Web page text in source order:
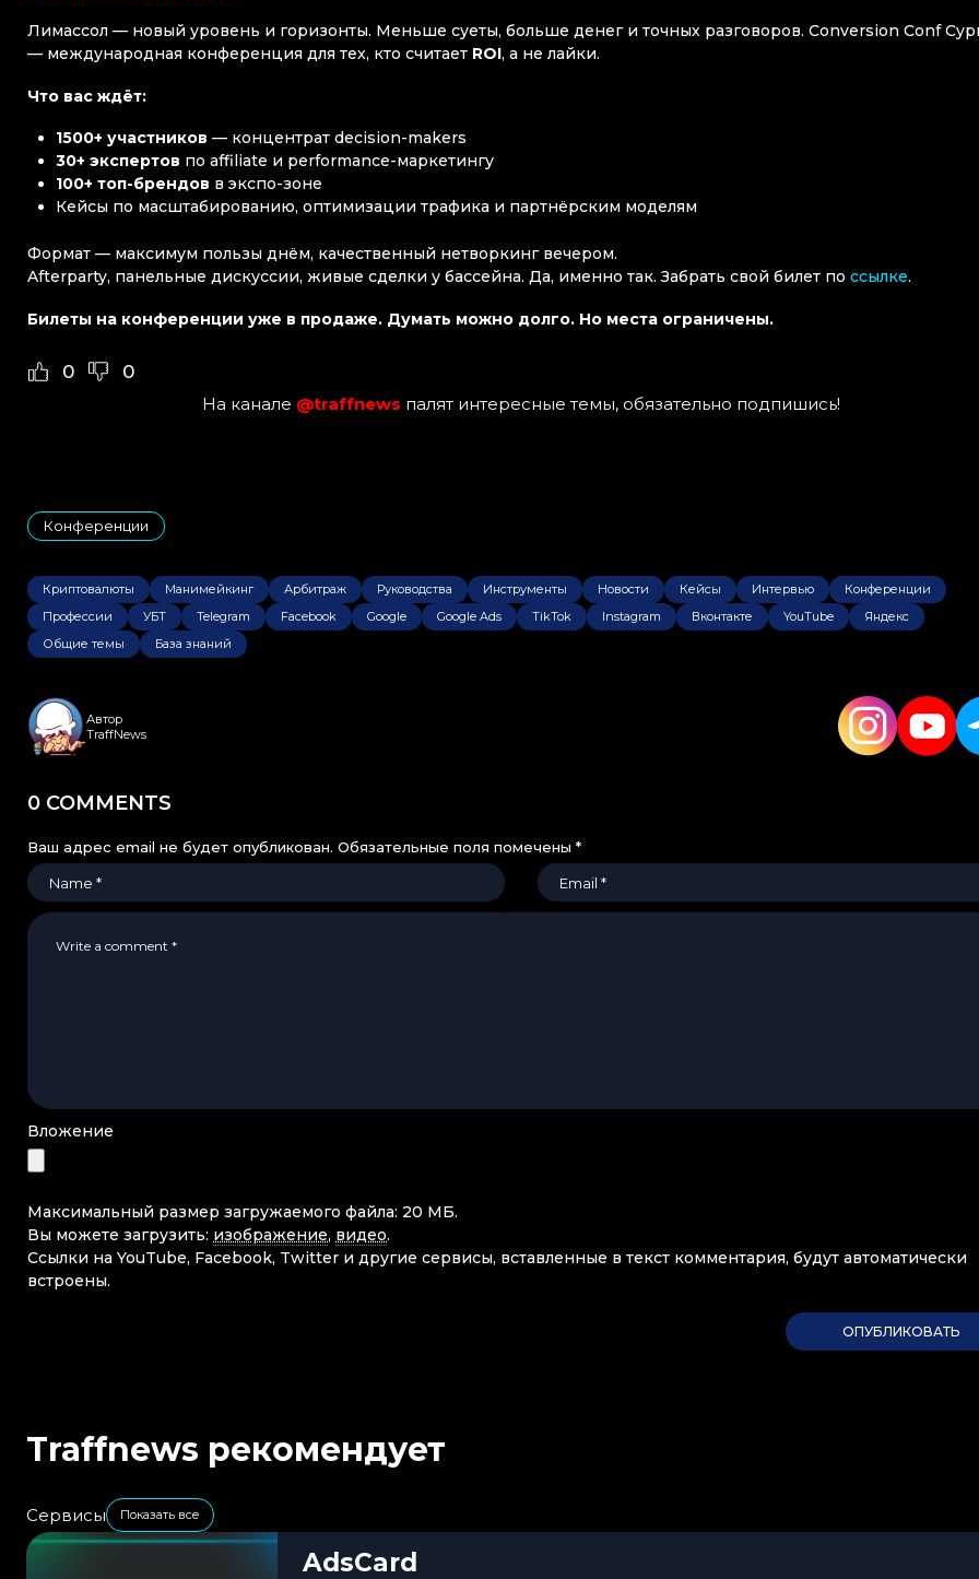
Лимассол — новый уровень и горизонты. Меньше суеты, больше денег и точных разговоров. Conversion Conf
— международная конференция для тех, кто считает ROI, а не лайки.
Что вас ждёт:
1500+ участников — концентрат decision-makers
30+ экспертов по affiliate и performance-маркетингу
100+ топ-брендов в экспо-зоне
Кейсы по масштабированию, оптимизации трафика и партнёрским моделям
Формат — максимум пользы днём, качественный нетворкинг вечером.
Afterparty, панельные дискуссии, живые сделки у бассейна. Да, именно так. Забрать свой билет по ссылке.
Билеты на конференции уже в продаже. Думать можно долго. Но места ограничены.
0 0
На канале @traffnews палят интересные темы, обязательно подпишись!
Конференции
Криптовалюты Манимейкинг Арбитраж Руководства Инструменты Новости Кейсы Интервью
Конференции
Профессии
УБТ Telegram Facebook Google Google Ads TikTok Instagram Вконтакте YouTube
Яндекс
Общие темы
База знаний
Автор
TraffNews
0 COMMENTS
Ваш адрес email не будет опубликован. Обязательные поля помечены *
Вложение
Максимальный размер загружаемого файла: 20 МБ.
Вы можете загрузить: изображение, видео.
Ссылки на YouTube, Facebook, Twitter и другие сервисы, вставленные в текст комментария, будут автоматически
встроены.
Traffnews рекомендует
Сервисы Показать все
AdsCard